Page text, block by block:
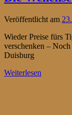
Veröffentlicht am
Wieder Preise fürs
verschenken –
Duisburg
Weiterlesen